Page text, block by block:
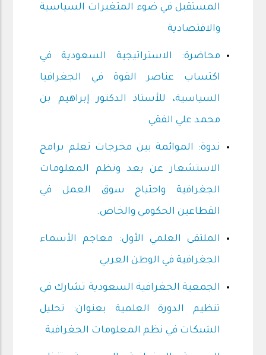
المستقبل في ضوء المتغيرات السياسية
والاقتصادية
محاضرة: الاستراتيجية السعودية في
اكتساب عناصر القوة في الجغرافيا
السياسية، للأستاذ الدكتور إبراهيم بن
محمد علي الفقي
ندوة: الموائمة بين مخرجات تعلم برامج
الاستشعار عن بعد ونظم المعلومات
الجغرافية واحتياج سوق العمل في
القطاعين الحكومي والخاص.
الملتقى العلمي الأول: معاجم الأسماء
الجغرافية في الوطن العربي
الجمعية الجغرافية السعودية تشارك في
تنظيم الدورة العلمية بعنوان: تحليل
الشبكات في نظم المعلومات الجغرافية